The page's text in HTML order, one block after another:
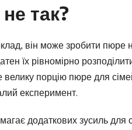
так?
він може зробити пюре
їх рівномірно
велику порцію пюре для
експеримент.
додаткових зусиль для